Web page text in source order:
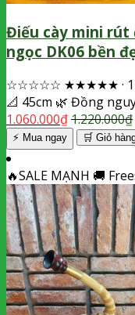
Điếu cày mini rút
ngọc DK06 bền
☆☆☆☆☆ ★★★★★ ·
📐 45cm 🌿 Đồng
1.060.000₫1.220.000₫
⚡ Mua ngay 🛒 Giỏ
🔥SALE MẠNH 🚚